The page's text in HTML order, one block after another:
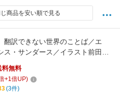
じ商品を安い順で見る
翻訳できない世界のことば／エ
ス・サンダース／イラスト前田ま
料無料
+1倍UP)
(3件)